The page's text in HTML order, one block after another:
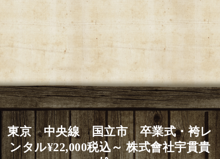
東京 中央線 国立市 卒業式・袴レ
ンタル¥22,000税込～ 株式會社宇貫貴